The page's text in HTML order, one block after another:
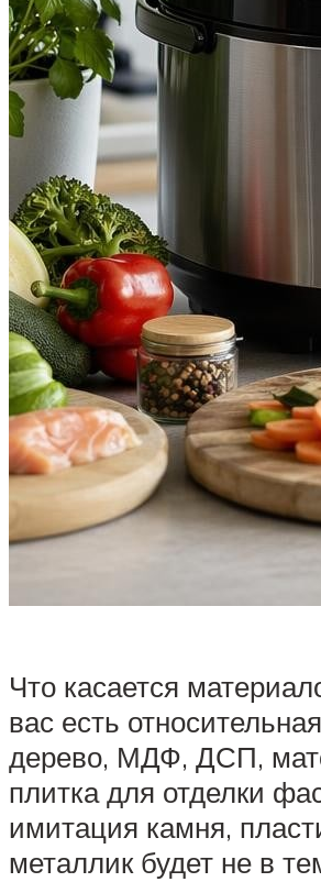
Что касается
вас есть
дерево, МДФ, ДСП,
плитка для отделки
имитация камня,
металлик будет не в